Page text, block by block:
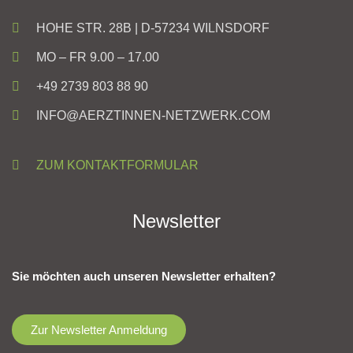
HOHE STR. 28B | D-57234 WILNSDORF
MO – FR 9.00 – 17.00
+49 2739 803 88 90
INFO@AERZTINNEN-NETZWERK.COM
ZUM KONTAKTFORMULAR
Newsletter
Sie möchten auch unseren Newsletter erhalten?
Zur Newsletter Anmeldung